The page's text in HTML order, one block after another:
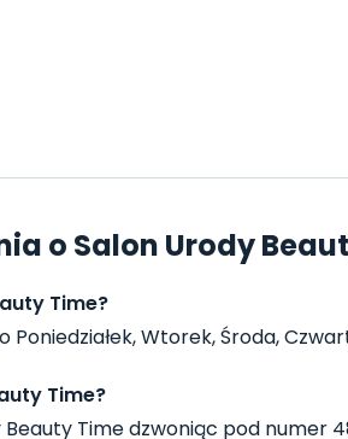
o Salon Urody
Time?
Wtorek, Środa,
Time?
Time dzwoniąc pod numer